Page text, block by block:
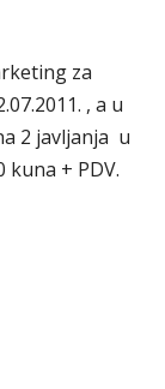
za
, a u
2 javljanja u
kuna + PDV.